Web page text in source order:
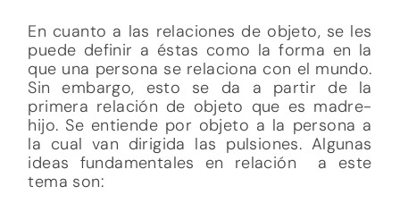
En cuanto a las relaciones de objeto, se les
puede definir a éstas como la forma en la
que una persona se relaciona con el mundo.
Sin embargo, esto se da a partir de la
primera relación de objeto que es madre-
hijo. Se entiende por objeto a la persona a
la cual van dirigida las pulsiones. Algunas
ideas fundamentales en relación a este
tema son: